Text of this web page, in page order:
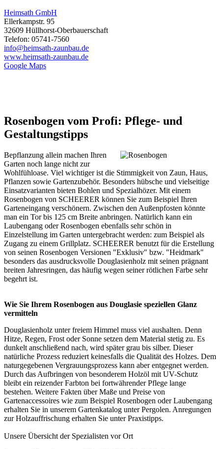
Heimsath GmbH
Ellerkampstr. 95
32609 Hüllhorst-Oberbauerschaft
Telefon: 05741-7560
info@heimsath-zaunbau.de
www.heimsath-zaunbau.de
Google Maps
Rosenbogen vom Profi: Pflege- und
Gestaltungstipps
Bepflanzung allein machen Ihren
Garten noch lange nicht zur
Wohlfühloase. Viel wichtiger ist die Stimmigkeit von Zaun, Haus,
Pflanzen sowie Gartenzubehör. Besonders hübsche und vielseitige
Einsatzvarianten bieten Bohlen und Spezialhözer. Mit einem
Rosenbogen von SCHEERER können Sie zum Beispiel Ihren
Garteneingang verschönern. Zwischen den Außenpfosten könnte
man ein Tor bis 125 cm Breite anbringen. Natürlich kann ein
Laubengang oder Rosenbogen ebenfalls sehr schön in
Einzelstellung im Garten untergebracht werden: zum Beispiel als
Zugang zu einem Grillplatz. SCHEERER benutzt für die Erstellung
von seinen Rosenbogen Versionen "Exklusiv" bzw. "Heidmark"
besonders das ausdrucksvolle Douglasienholz mit seinen prägnant
breiten Jahresringen, das häufig wegen seiner rötlichen Farbe sehr
begehrt ist.
Wie Sie Ihrem Rosenbogen aus Douglasie speziellen Glanz
vermitteln
Douglasienholz unter freiem Himmel muss viel aushalten. Denn
Hitze, Regen, Frost oder Sonne setzen dem Material stetig zu. Es
dunkelt anschließend nach, wird später grau bis silber. Dieser
natürliche Prozess reduziert keinesfalls die Qualität des Holzes. Dem
naturgegebenen Vergrauungsprozess kann aber entgegnet werden.
Durch das Aufbringen von besonderem Holzöl mit UV-Schutz
bleibt ein reizender Farbton bei fortwährender Pflege lange
bestehen. Weitere Fakten über Maße und Preise von
Gartenaccessoires wie zum Beispiel Rosenbogen oder Laubengang
erhalten Sie in unserem Gartenkatalog unter Pergolen. Anregungen
zur Holzauffrischung erhalten Sie unterPraxistipps.
Unsere Übersicht der Spezialisten vor Ort